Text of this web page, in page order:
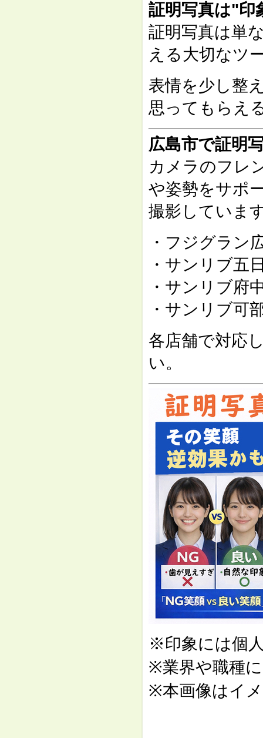
証明写真は"印
証明写真は単
える大切なツ
表情を少し整
思ってもらえ
広島市で証明
カメラのフレ
や姿勢をサポ
撮影していま
・フジグラン
・サンリブ五
・サンリブ府
・サンリブ可
各店舗で対応
い。
※印象には個
※業界や職種
※本画像はイ